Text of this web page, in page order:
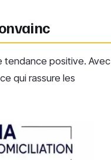
tendance positive. Avec
qui rassure les